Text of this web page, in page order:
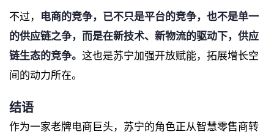
不过，
电商的竞争，已不只是平台的竞争，也不是单一
的供应链之争，而是在新技术、新物流的驱动下，供应
链生态的竞争。 这也是苏宁加强开放赋能，拓展增长空
间的动力所在。
结语
作为一家老牌电商巨头，苏宁的角色正从智慧零售商转